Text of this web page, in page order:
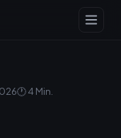
🕐 4 Min.